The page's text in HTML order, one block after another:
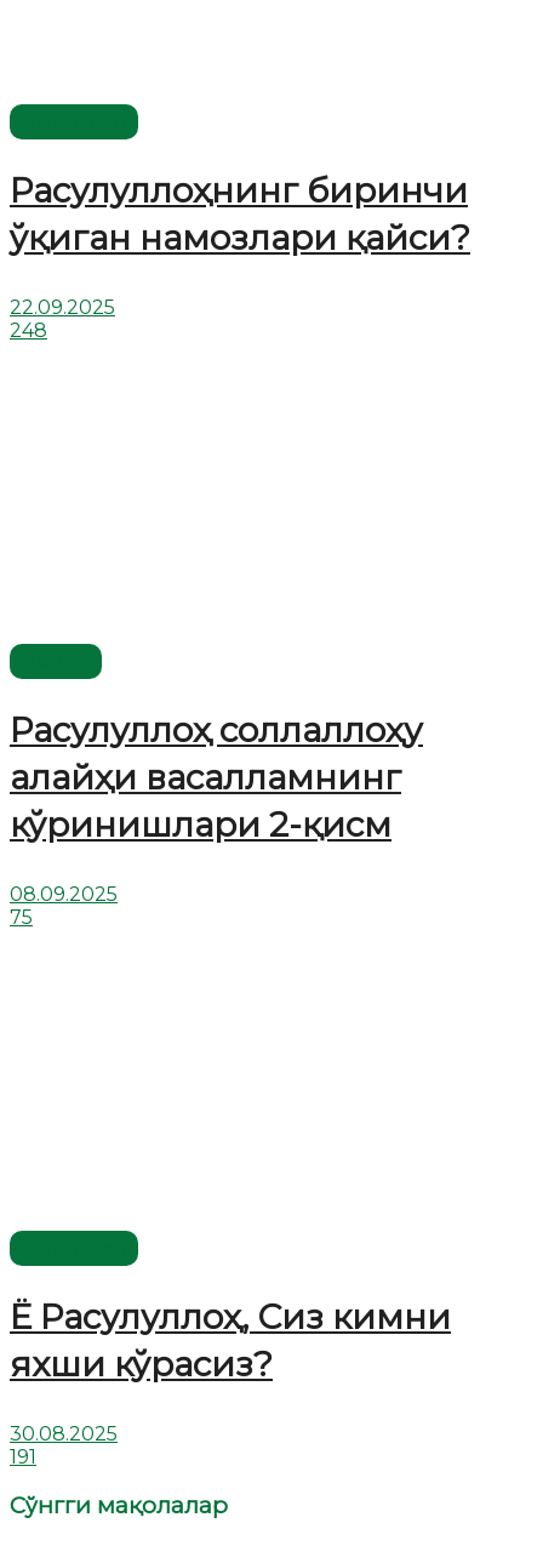
Расулуллоҳнинг биринчи
ўқиган намозлари қайси?
22.09.2025
248
Расулуллоҳ соллаллоҳу
алайҳи васалламнинг
кўринишлари 2-қисм
08.09.2025
75
Ё Расулуллоҳ, Сиз кимни
яхши кўрасиз?
30.08.2025
191
Сўнгги мақолалар